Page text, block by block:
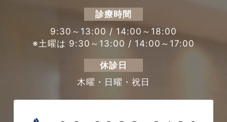
診療時間
9:30～13:00 / 14:00～18:00
※土曜は 9:30～13:00 / 14:00～17:00
休診日
木曜・日曜・祝日